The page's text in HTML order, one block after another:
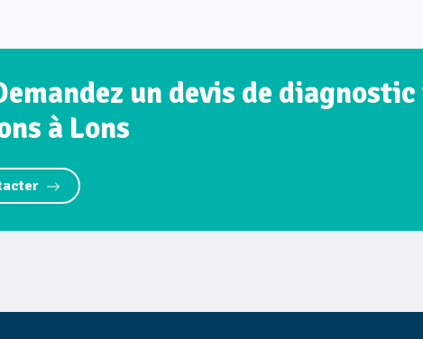
un devis de diagnostic
à Lons